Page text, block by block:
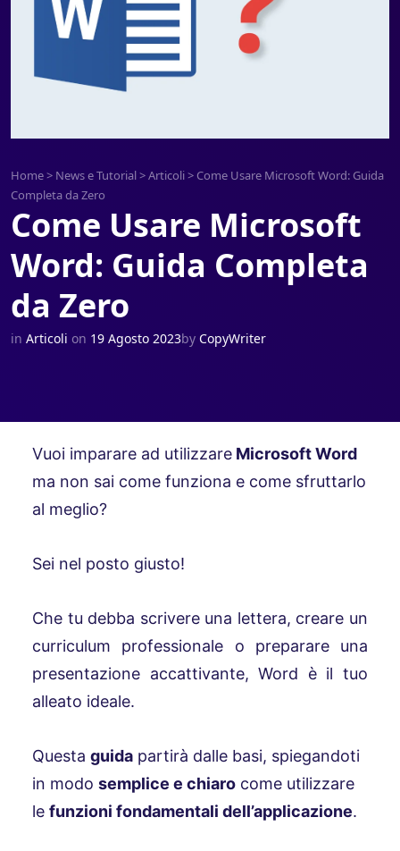
Home> News e Tutorial>Articoli> Come Usare Microsoft Word: Guida
Completa da Zero
Come Usare Microsoft
Word: Guida Completa
da Zero
in Articoli on 19 Agosto 2023by CopyWriter
Vuoi imparare ad utilizzare Microsoft Word
ma non sai come funziona e come sfruttarlo
al meglio?
Sei nel posto giusto!
Che tu debba scrivere una lettera, creare un
curriculum professionale o preparare una
presentazione accattivante, Word è il tuo
alleato ideale.
Questa guida partirà dalle basi, spiegandoti
in modo semplice e chiaro come utilizzare
le funzioni fondamentali dell’applicazione.